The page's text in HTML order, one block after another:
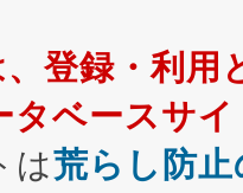
登録・利用
タベースサ
は荒らし防